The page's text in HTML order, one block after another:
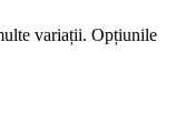
variații. Opțiunile